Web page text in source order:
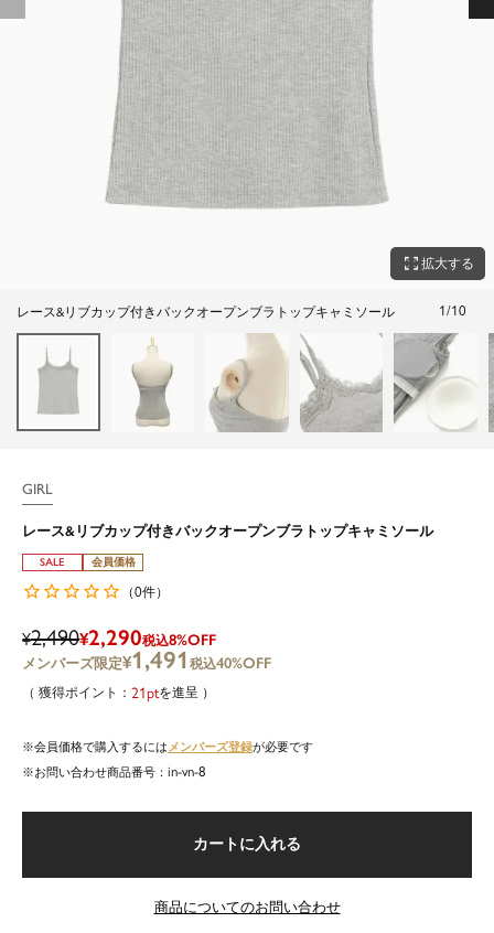
zoom_out_map 拡大する
レース&リブカップ付きバックオープンブラトップキャミソール 1/10
GIRL
レース&リブカップ付きバックオープンブラトップキャミソール
SALE 会員価格
（0件）
¥2,490¥2,290税込8%OFF
¥1,491 税込40%OFF
21 を進呈
会員価格で購入するには メンバーズ登録が必要です
商品番号
in-vn-8
カートに入れる
商品についてのお問い合わせ